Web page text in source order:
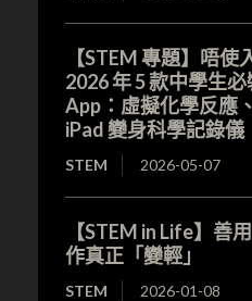
【STEM 專題】唔使
2026 年 5 款中學生必
App：虛擬化學反應
iPad 變身科學記錄儀
STEM 2026-05-07
【STEM in Life】善
作真正「變輕」
STEM 2026-01-08